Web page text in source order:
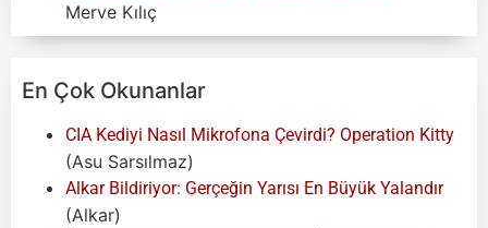
Merve Kılıç
En Çok Okunanlar
CIA Kediyi Nasıl Mikrofona Çevirdi? Operation Kitty
(Asu Sarsılmaz)
Alkar Bildiriyor: Gerçeğin Yarısı En Büyük Yalandır
(Alkar)